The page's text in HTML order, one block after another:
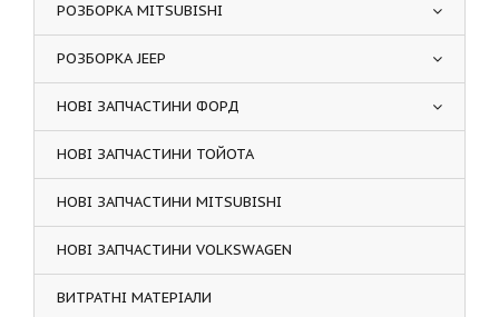
РОЗБОРКА MITSUBISHI
РОЗБОРКА JEEP
НОВІ ЗАПЧАСТИНИ ФОРД
НОВІ ЗАПЧАСТИНИ ТОЙОТА
НОВІ ЗАПЧАСТИНИ MITSUBISHI
НОВІ ЗАПЧАСТИНИ VOLKSWAGEN
ВИТРАТНІ МАТЕРІАЛИ